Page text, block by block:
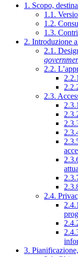
1. Scopo,
1.1.
1.2.
1.3.
2. Introduzione
2.1.
2.2.
2.3.
2.4.
3.